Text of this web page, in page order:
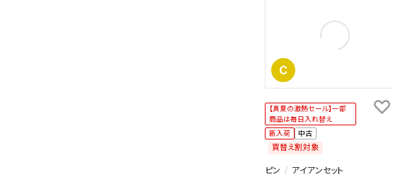
C
【真夏の激熱セール】一部
商品は毎日入れ替え
新入荷
中古
買替え割対象
ピン アイアンセット